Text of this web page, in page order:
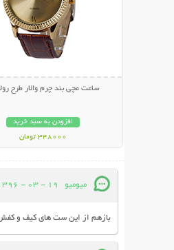
ساعت مچی بند چرم والار طرح
افزودن به سبد خرید
348000 تومان
میومیو 19 - 03 - 1396
بازهم از این ست های کیف و